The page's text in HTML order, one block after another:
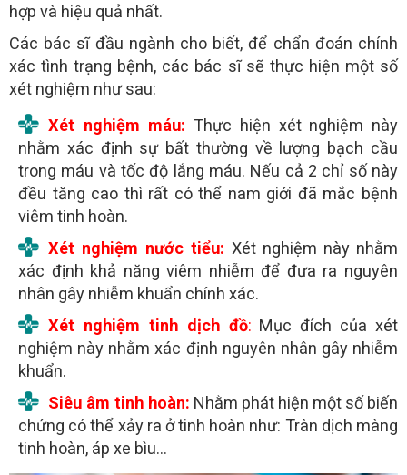
hợp và hiệu quả nhất.
Các bác sĩ đầu ngành cho biết, để chẩn đoán chính
xác tình trạng bệnh, các bác sĩ sẽ thực hiện một số
xét nghiệm như sau:
Xét nghiệm máu: Thực hiện xét nghiệm này
nhằm xác định sự bất thường về lượng bạch cầu
trong máu và tốc độ lắng máu. Nếu cả 2 chỉ số này
đều tăng cao thì rất có thể nam giới đã mắc bệnh
viêm tinh hoàn.
Xét nghiệm nước tiểu: Xét nghiệm này nhằm
xác định khả năng viêm nhiễm để đưa ra nguyên
nhân gây nhiễm khuẩn chính xác.
Xét nghiệm tinh dịch đồ: Mục đích của xét
nghiệm này nhằm xác định nguyên nhân gây nhiễm
khuẩn.
Siêu âm tinh hoàn: Nhằm phát hiện một số biến
chứng có thể xảy ra ở tinh hoàn như: Tràn dịch màng
tinh hoàn, áp xe bìu…